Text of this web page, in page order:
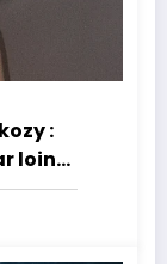
:
loin